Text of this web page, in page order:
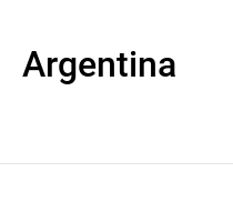
Argentina